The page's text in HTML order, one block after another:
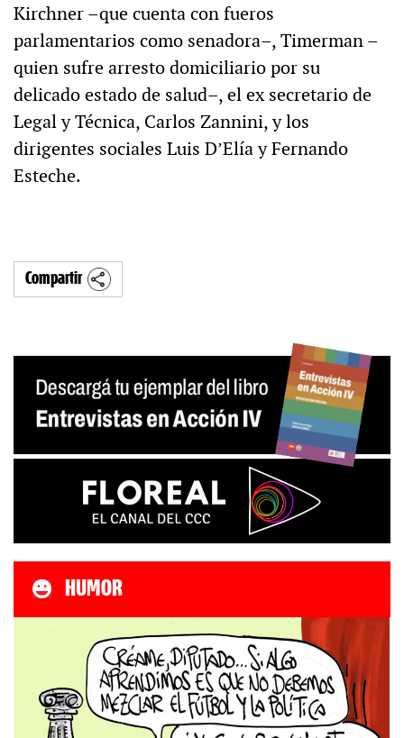
Kirchner –que cuenta con fueros
parlamentarios como senadora–, Timerman –
quien sufre arresto domiciliario por su
delicado estado de salud–, el ex secretario de
Legal y Técnica, Carlos Zannini, y los
dirigentes sociales Luis D’Elía y Fernando
Esteche.
Compartir
HUMOR